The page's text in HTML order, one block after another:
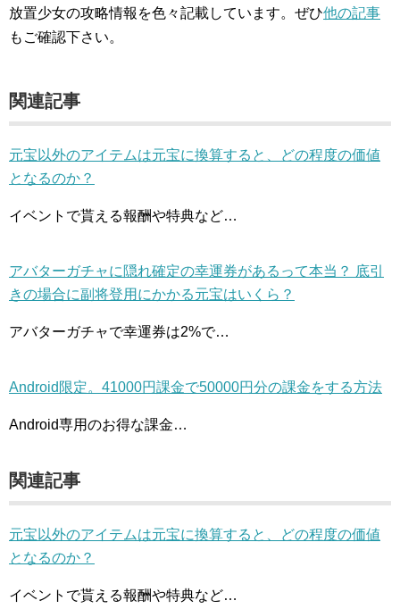
放置少女の攻略情報を色々記載しています。ぜひ他の記事
もご確認下さい。
関連記事
元宝以外のアイテムは元宝に換算すると、どの程度の価値
となるのか？
イベントで貰える報酬や特典など…
アバターガチャに隠れ確定の幸運券があるって本当？ 底引
きの場合に副将登用にかかる元宝はいくら？
アバターガチャで幸運券は2%で…
Android限定。41000円課金で50000円分の課金をする方法
Android専用のお得な課金…
関連記事
元宝以外のアイテムは元宝に換算すると、どの程度の価値
となるのか？
イベントで貰える報酬や特典など…